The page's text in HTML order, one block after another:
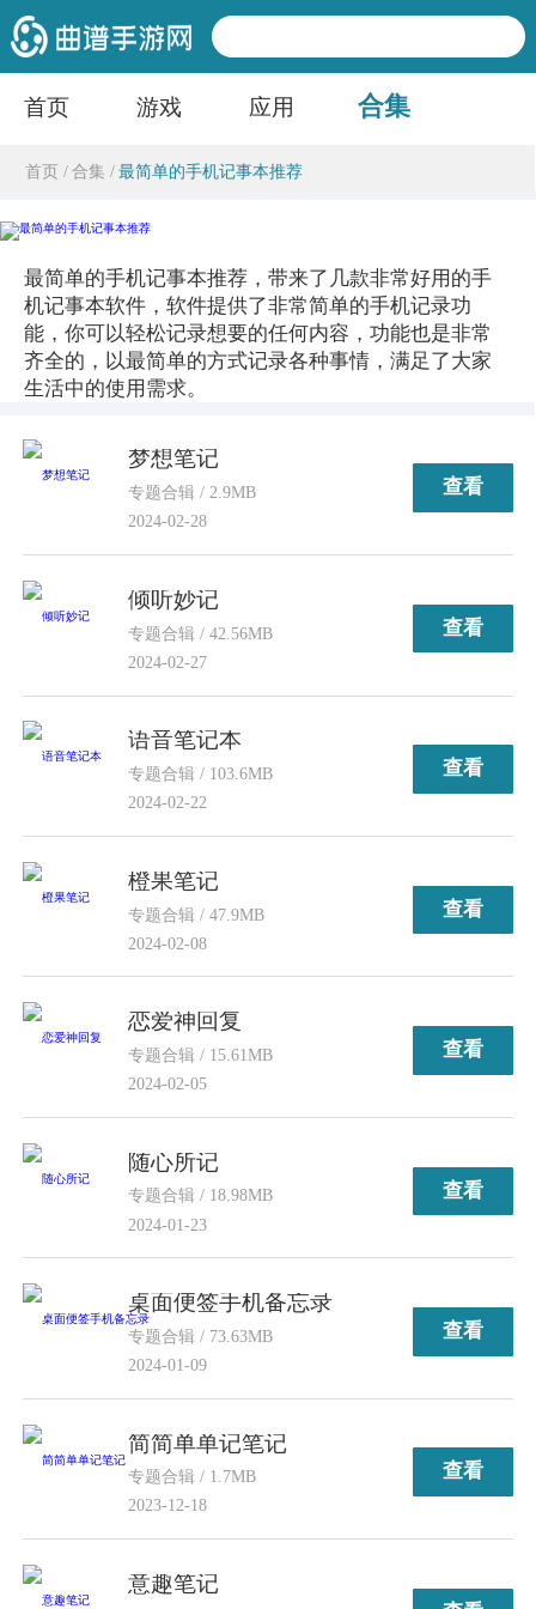
首页 游戏 应用 合集
首页 /合集 /最简单的手机记事本推荐
最简单的手机记事本推荐，带来了几款非常好用的手
机记事本软件，软件提供了非常简单的手机记录功
能，你可以轻松记录想要的任何内容，功能也是非常
齐全的，以最简单的方式记录各种事情，满足了大家
生活中的使用需求。
梦想笔记
专题合辑 / 2.9MB
2024-02-28
查看
倾听妙记
专题合辑 / 42.56MB
2024-02-27
查看
语音笔记本
专题合辑 / 103.6MB
2024-02-22
查看
橙果笔记
专题合辑 / 47.9MB
2024-02-08
查看
恋爱神回复
专题合辑 / 15.61MB
2024-02-05
查看
随心所记
专题合辑 / 18.98MB
2024-01-23
查看
桌面便签手机备忘录
专题合辑 / 73.63MB
2024-01-09
查看
简简单单记笔记
专题合辑 / 1.7MB
2023-12-18
查看
意趣笔记